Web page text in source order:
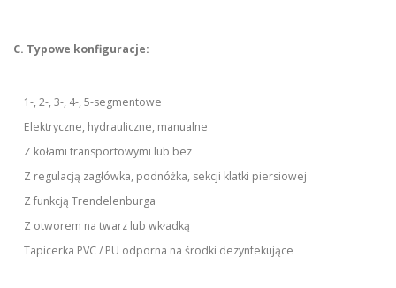
C. Typowe konfiguracje:
1-, 2-, 3-, 4-, 5-segmentowe
Elektryczne, hydrauliczne, manualne
Z kołami transportowymi lub bez
Z regulacją zagłówka, podnóżka, sekcji klatki piersiowej
Z funkcją Trendelenburga
Z otworem na twarz lub wkładką
Tapicerka PVC / PU odporna na środki dezynfekujące